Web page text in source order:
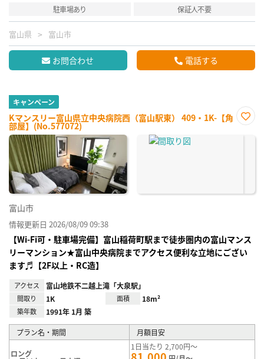
駐車場あり
保証人不要
富山県 富山市
お問合わせ 電話する
キャンペーン
Kマンスリー富山県立中央病院西（富山駅東） 409・1K-【角
部屋】(No.577072)
に入
富山市
情報更新日 2026/08/09 09:38
【Wi-Fi可・駐車場完備】富山稲荷町駅まで徒歩圏内の富山マンス
リーマンション★富山中央病院までアクセス便利な立地にござい
ます♬【2F以上・RC造】
アクセス 富山地鉄不二越上滝「大泉駅」
間取り 1K 面積 18m²
築年数 1991年 1月 築
プラン名・期間 月額目安
ロング
1日当たり 2,700円～